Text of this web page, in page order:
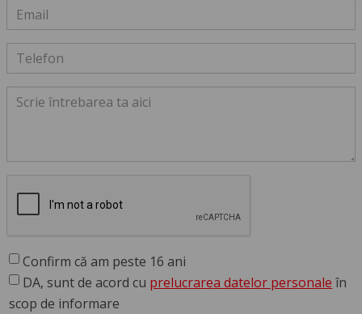
Confirm că am peste 16 ani
DA, sunt de acord cu prelucrarea datelor personale în
scop de informare